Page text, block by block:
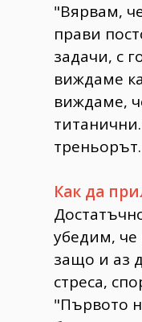
"Вярвам,
прави
задачи, с
виждаме
виждаме,
треньорът.
Как да
убедим, че
защо и аз
стреса,
"Първото